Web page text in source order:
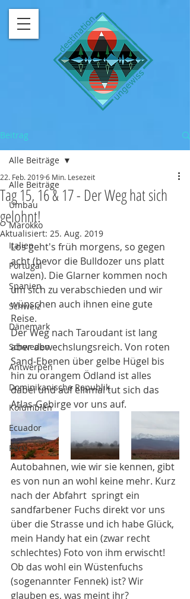
Beitrag
Alle Beiträge
Umbau
Marokko
Italien
Portugal
Spanien
Schweiz
Dänemark
Schweden
Antwerpen
Dominikanische Republik
Kolumbien
Ecuador
Peru
Alle Beiträge
Tag 15, 16 & 17 - Der Weg hat sich
gelohnt!
22. Feb. 20196 Min. Lesezeit
Aktualisiert: 25. Aug. 2019
Los geht's früh morgens, so gegen
acht (bevor die Bulldozer uns platt
walzen). Die Glarner kommen noch
um sich zu verabschieden und wir
wünschen auch ihnen eine gute
Reise.
Der Weg nach Taroudant ist lang
aber abwechslungsreich. Von roten
Sand-Ebenen über gelbe Hügel bis
hin zu orangem Ödland ist alles
dabei und auf einmal tut sich das
Atlas-Gebirge vor uns auf.
Autobahnen, wie wir sie kennen, gibt
es von nun an wohl keine mehr. Kurz
nach der Abfahrt  springt ein
sandfarbener Fuchs direkt vor uns
über die Strasse und ich habe Glück,
mein Handy hat ein (zwar recht
schlechtes) Foto von ihm erwischt!
Ob das wohl ein Wüstenfuchs
(sogenannter Fennek) ist? Wir
glauben es, was meint ihr?